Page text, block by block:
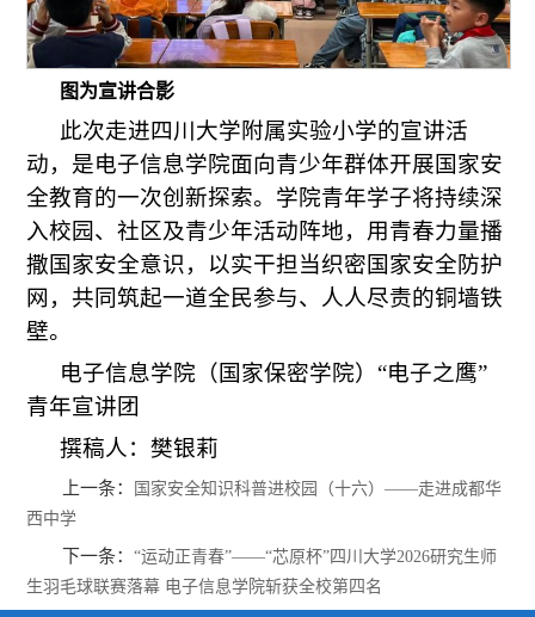
图为宣讲合影
此次走进四川大学附属实验小学的宣讲活
动，是电子信息学院面向青少年群体开展国家安
全教育的一次创新探索。学院青年学子将持续深
入校园、社区及青少年活动阵地，用青春力量播
撒国家安全意识，以实干担当织密国家安全防护
网，共同筑起一道全民参与、人人尽责的铜墙铁
壁。
电子信息学院（国家保密学院）“电子之鹰”
青年宣讲团
撰稿人：樊银莉
上一条：
国家安全知识科普进校园（十六）——走进成都华
西中学
下一条：“运动正青春”——“芯原杯”四川大学2026研究生师
生羽毛球联赛落幕 电子信息学院斩获全校第四名